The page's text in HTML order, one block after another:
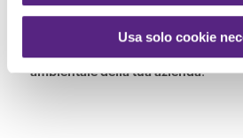
Usa solo cookie
ambientale della tua azienda.